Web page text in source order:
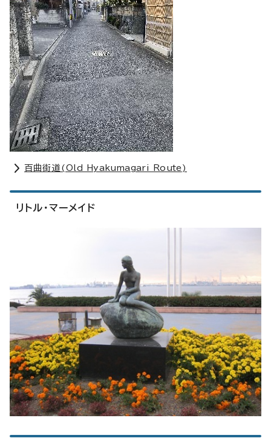
百曲街道( Old Hyakumagari Route )
リトル・マーメイド